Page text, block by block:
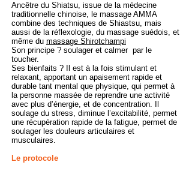
Ancêtre du Shiatsu, issue de la médecine
traditionnelle chinoise, le massage AMMA
combine des techniques de Shiastsu, mais
aussi de la réflexologie, du massage suédois, et
même du massage Shirotchampi
Son principe ? soulager et calmer par le
toucher.
Ses bienfaits ? Il est à la fois stimulant et
relaxant, apportant un apaisement rapide et
durable tant mental que physique, qui permet à
la personne massée de reprendre une activité
avec plus d’énergie, et de concentration. Il
soulage du stress, diminue l’excitabilité, permet
une récupération rapide de la fatigue, permet de
soulager les douleurs articulaires et
musculaires.
Le protocole